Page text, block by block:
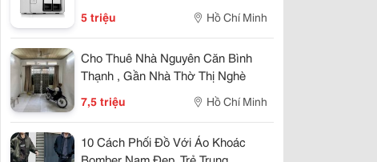
5 triệu Hồ Chí Minh
Cho Thuê Nhà Nguyên Căn Bình
Thạnh , Gần Nhà Thờ Thị Nghè
7,5 triệu Hồ Chí Minh
10 Cách Phối Đồ Với Áo Khoác